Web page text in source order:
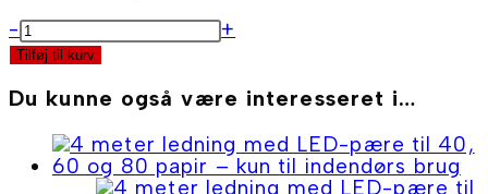
80
cm
hvid
med
rød
kerne
Papir
- +
Tilføj til kurv
Du kunne også være interesseret i…